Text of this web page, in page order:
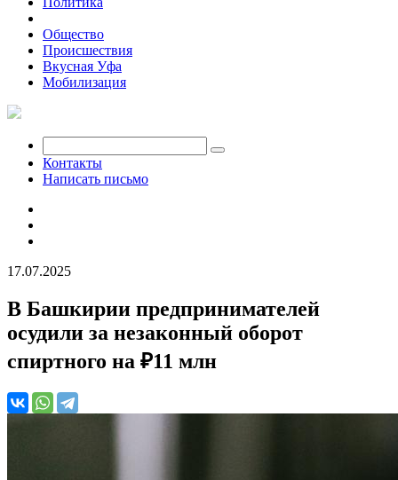
Общество
Происшествия
Вкусная Уфа
Мобилизация
Контакты
Написать письмо
17.07.2025
В Башкирии предпринимателей
осудили за незаконный оборот
спиртного на ₽11 млн